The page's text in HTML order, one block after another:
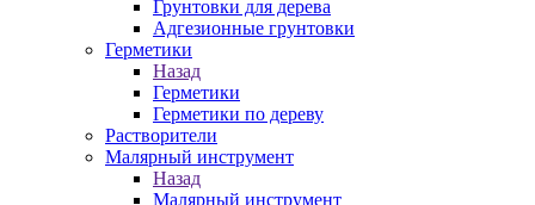
Грунтовки для дерева
Адгезионные грунтовки
Герметики
Назад
Герметики
Герметики по дереву
Растворители
Малярный инструмент
Назад
Малярный инструмент